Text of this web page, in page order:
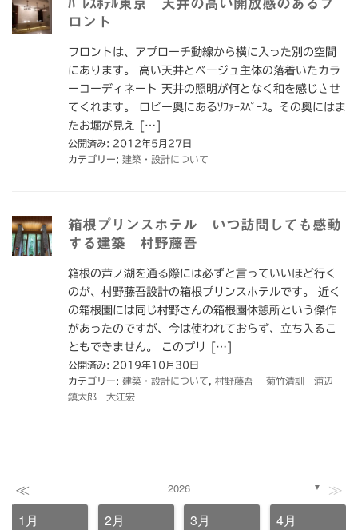
ﾊﾟﾚｽﾎﾃﾙ東京 天井の高い開放感のあるフ
ロント
フロントは、アプローチ動線から横に入った別の空間
にあります。 高い天井とベージュ主体の落着いたカラ
ーコーディネート 天井の照明が何となく和を感じさせ
てくれます。 ロビー奥にあるｿﾌｧｰｽﾍﾟｰｽ。その奥にはま
たお堀が見え […]
公開済み: 2012年5月27日
カテゴリー: 建築・設計について
箱根プリンスホテル いつ訪問しても感動
する建築 村野藤吾
箱根の芦ノ湖を通る際には必ずと言っていいほど行く
のが、村野藤吾設計の箱根プリンスホテルです。 近く
の箱根園には同じ村野さんの箱根園休憩所という傑作
があったのですが、今は使われておらず、立ち入るこ
ともできません。 このプリ […]
公開済み: 2019年10月30日
カテゴリー: 建築・設計について
村野藤吾 菊竹清訓 浦辺
鎮太郎 大江宏
≪ 2026 ▼ ≫
1月 2月 3月 4月